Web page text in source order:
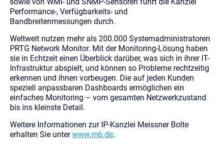
Performance-, Verfügbarkeits- und
Bandbreitenmessungen durch.
Weltweit nutzen mehr als 200.000 Systemadministratoren
PRTG Network Monitor. Mit der Monitoring-Lösung haben
sie in Echtzeit einen Überblick darüber, was sich in ihrer IT-
Infrastruktur abspielt, und können so Probleme rechtzeitig
erkennen und ihnen vorbeugen. Die auf jeden Kunden
speziell anpassbaren Dashboards ermöglichen ein
einfaches Monitoring – vom gesamten Netzwerkzustand
bis ins kleinste Detail.
Weitere Informationen zur IP-Kanzlei Meissner Bolte
erhalten Sie unterwww.mb.de.